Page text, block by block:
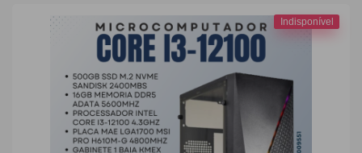
Indisponível